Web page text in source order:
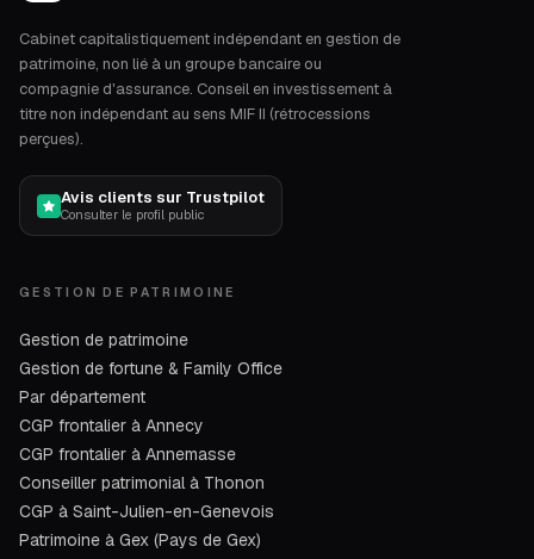
Cabinet capitalistiquement indépendant en gestion de
patrimoine, non lié à un groupe bancaire ou
compagnie d'assurance. Conseil en investissement à
titre non indépendant au sens MIF II (rétrocessions
perçues).
Avis clients sur Trustpilot
Consulter le profil public
GESTION DE PATRIMOINE
Gestion de patrimoine
Gestion de fortune & Family Office
Par département
CGP frontalier à Annecy
CGP frontalier à Annemasse
Conseiller patrimonial à Thonon
CGP à Saint-Julien-en-Genevois
Patrimoine à Gex (Pays de Gex)